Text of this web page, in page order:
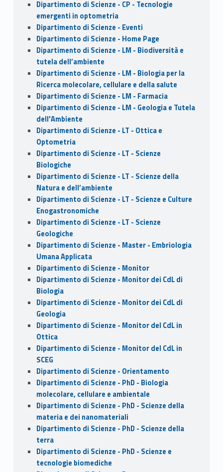
Dipartimento di Scienze - CP - Tecnologie
emergenti in optometria
Dipartimento di Scienze - Eventi
Dipartimento di Scienze - Home Page
Dipartimento di Scienze - LM - Biodiversità e
tutela dell’ambiente
Dipartimento di Scienze - LM - Biologia per la
Ricerca molecolare, cellulare e della salute
Dipartimento di Scienze - LM - Farmacia
Dipartimento di Scienze - LM - Geologia e Tutela
dell'Ambiente
Dipartimento di Scienze - LT - Ottica e
Optometria
Dipartimento di Scienze - LT - Scienze
Biologiche
Dipartimento di Scienze - LT - Scienze della
Natura e dell’ambiente
Dipartimento di Scienze - LT - Scienze e Culture
Enogastronomiche
Dipartimento di Scienze - LT - Scienze
Geologiche
Dipartimento di Scienze - Master - Embriologia
Umana Applicata
Dipartimento di Scienze - Monitor
Dipartimento di Scienze - Monitor dei CdL di
Biologia
Dipartimento di Scienze - Monitor dei CdL di
Geologia
Dipartimento di Scienze - Monitor del CdL in
Ottica
Dipartimento di Scienze - Monitor del CdL in
SCEG
Dipartimento di Scienze - Orientamento
Dipartimento di Scienze - PhD - Biologia
molecolare, cellulare e ambientale
Dipartimento di Scienze - PhD - Scienze della
materia e dei nanomateriali
Dipartimento di Scienze - PhD - Scienze della
terra
Dipartimento di Scienze - PhD - Scienze e
tecnologie biomediche